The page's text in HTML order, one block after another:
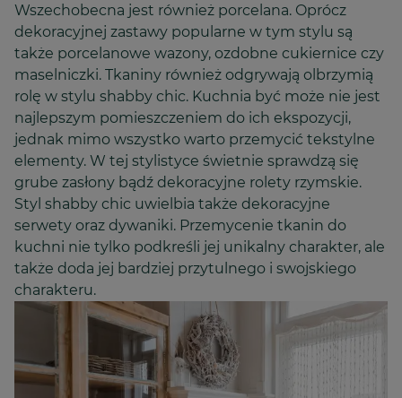
Wszechobecna jest również porcelana. Oprócz
dekoracyjnej zastawy popularne w tym stylu są
także porcelanowe wazony, ozdobne cukiernice czy
maselniczki. Tkaniny również odgrywają olbrzymią
rolę w stylu shabby chic. Kuchnia być może nie jest
najlepszym pomieszczeniem do ich ekspozycji,
jednak mimo wszystko warto przemycić tekstylne
elementy. W tej stylistyce świetnie sprawdzą się
grube zasłony bądź dekoracyjne rolety rzymskie.
Styl shabby chic uwielbia także dekoracyjne
serwety oraz dywaniki. Przemycenie tkanin do
kuchni nie tylko podkreśli jej unikalny charakter, ale
także doda jej bardziej przytulnego i swojskiego
charakteru.